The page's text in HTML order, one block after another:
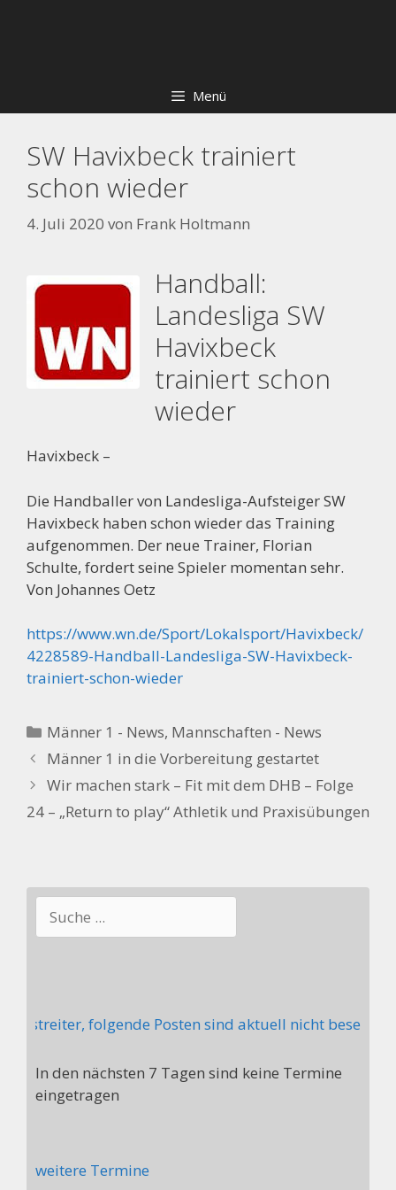
Menü
SW Havixbeck trainiert
schon wieder
4. Juli 2020 von Frank Holtmann
Handball:
Landesliga SW
Havixbeck
trainiert schon
wieder
Havixbeck –
Die Handballer von Landesliga-Aufsteiger SW
Havixbeck haben schon wieder das Training
aufgenommen. Der neue Trainer, Florian
Schulte, fordert seine Spieler momentan sehr.
Von Johannes Oetz
https://www.wn.de/Sport/Lokalsport/Havixbeck/
4228589-Handball-Landesliga-SW-Havixbeck-
trainiert-schon-wieder
Kategorien
Männer 1 - News, Mannschaften - News
Männer 1 in die Vorbereitung gestartet
Wir machen stark – Fit mit dem DHB – Folge
24 – „Return to play“ Athletik und Praxisübungen
folgende Posten sind aktuell nicht besetzt:
In den nächsten 7 Tagen sind keine Termine
eingetragen
weitere Termine